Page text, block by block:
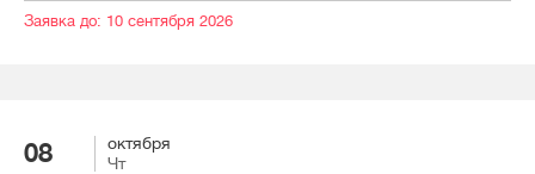
Заявка до: 10 сентября 2026
08
октября
Чт